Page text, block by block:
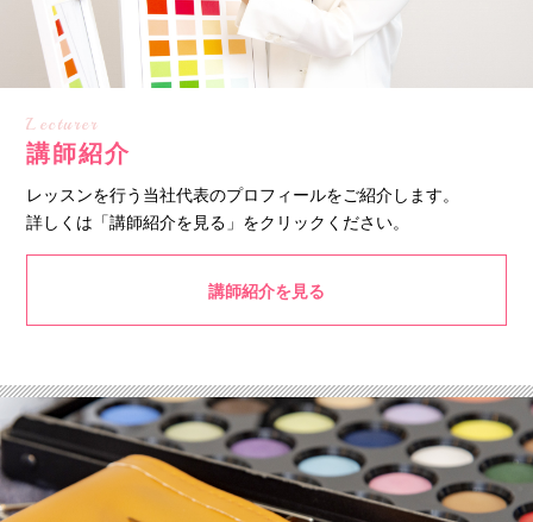
Lecturer
講師紹介
レッスンを行う当社代表のプロフィールをご紹介します。
詳しくは「講師紹介を見る」をクリックください。
講師紹介を見る